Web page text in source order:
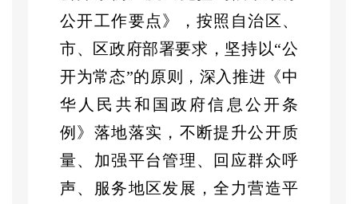
公开工作要点》，按照自治区、
市、区政府部署要求，坚持以“公
开为常态”的原则， 深入推进《中
华人民共和国政府信息公开条
例》落地落实，不断提升公开质
量、加强平台管理、回应群众呼
声、服务地区发展，全力营造平